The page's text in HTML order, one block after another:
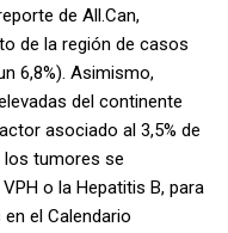
de All.Can,
de la región de casos
6,8%). Asimismo,
del continente
asociado al 3,5% de
los tumores se
o la Hepatitis B, para
el Calendario